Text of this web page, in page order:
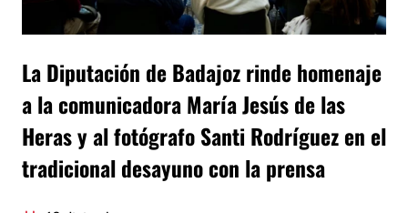
La Diputación de Badajoz rinde homenaje
a la comunicadora María Jesús de las
Heras y al fotógrafo Santi Rodríguez en el
tradicional desayuno con la prensa